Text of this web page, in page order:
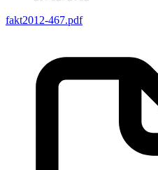
fakt2012-467.pdf